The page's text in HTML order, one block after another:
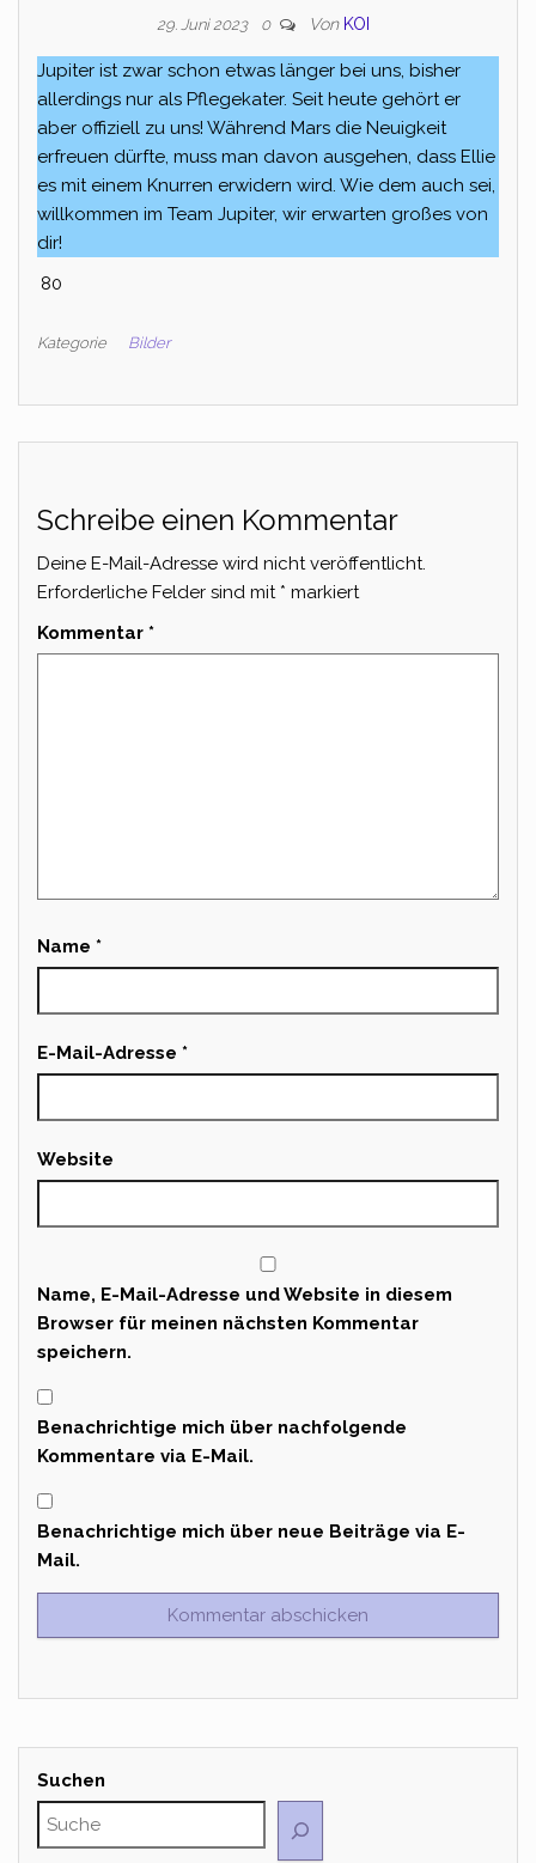
29. Juni 2023 0 Von KOI
Jupiter ist zwar schon etwas länger bei uns, bisher
allerdings nur als Pflegekater. Seit heute gehört er
aber offiziell zu uns! Während Mars die Neuigkeit
erfreuen dürfte, muss man davon ausgehen, dass Ellie
es mit einem Knurren erwidern wird. Wie dem auch sei,
willkommen im Team Jupiter, wir erwarten großes von
dir!
80
Kategorie Bilder
Schreibe einen Kommentar
Deine E-Mail-Adresse wird nicht veröffentlicht.
Erforderliche Felder sind mit * markiert
Kommentar *
Name *
E-Mail-Adresse *
Website
Name, E-Mail-Adresse und Website in diesem
Browser für meinen nächsten Kommentar
speichern.
Benachrichtige mich über nachfolgende
Kommentare via E-Mail.
Benachrichtige mich über neue Beiträge via E-
Mail.
Suchen